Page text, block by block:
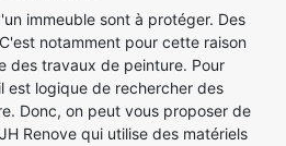
immeuble sont à protéger. Des
notamment pour cette raison
des travaux de peinture. Pour
est logique de rechercher des
Donc, on peut vous proposer de
Renove qui utilise des matériels